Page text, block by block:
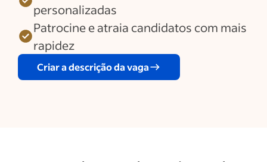
personalizadas
Patrocine e atraia candidatos com mais
rapidez
Criar a descrição da vaga